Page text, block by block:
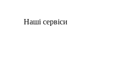
Наші сервіси